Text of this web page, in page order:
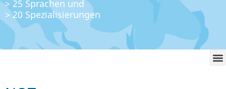
> 25 Sprachen und
> 20 Spezialisierungen